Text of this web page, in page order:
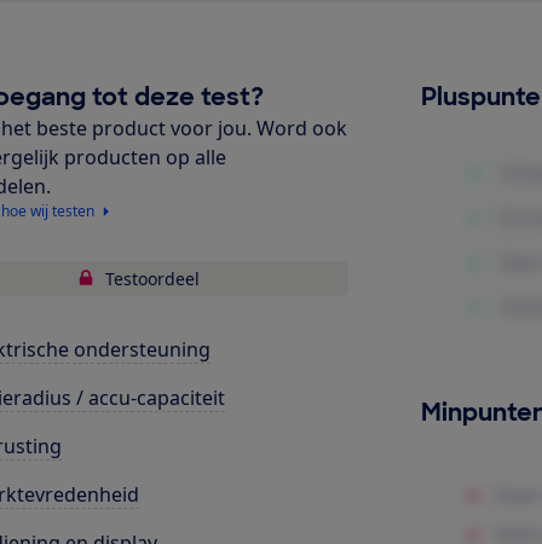
tot deze test?
beste product voor jou. Word ook
producten op alle
wij testen
Testoordeel
ondersteuning
/ accu-capaciteit